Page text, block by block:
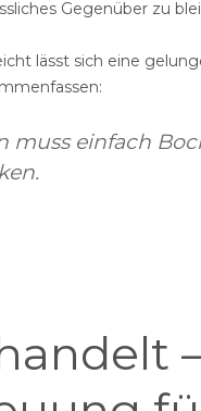
Gegenüber zu
lässt sich eine
muss einfach